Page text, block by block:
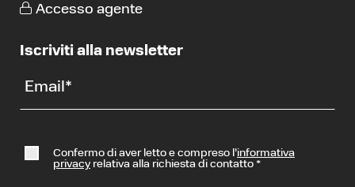
Accesso agente
Iscriviti alla newsletter
Email *
Confermo di aver letto e compreso l’informativa
privacyrelativa alla richiesta di contatto *